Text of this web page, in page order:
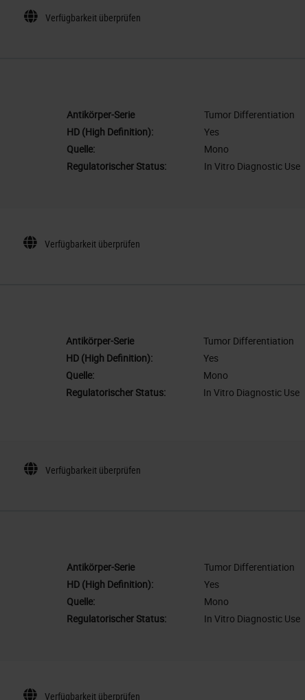
Verfügbarkeit überprüfen
Antikörper-Serie
Tumor Differentiation
HD (High Definition):
Yes
Quelle:
Mono
Regulatorischer Status:
In Vitro Diagnostic Use
Verfügbarkeit überprüfen
Antikörper-Serie
Tumor Differentiation
HD (High Definition):
Yes
Quelle:
Mono
Regulatorischer Status:
In Vitro Diagnostic Use
Verfügbarkeit überprüfen
Antikörper-Serie
Tumor Differentiation
HD (High Definition):
Yes
Quelle:
Mono
Regulatorischer Status:
In Vitro Diagnostic Use
Verfügbarkeit überprüfen